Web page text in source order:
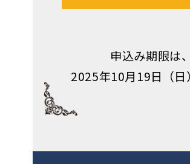
申込み期限は、
2025年10月19日（日